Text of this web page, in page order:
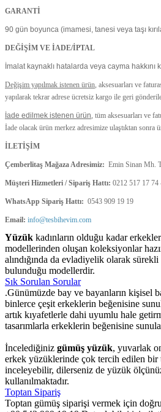
GARANTİ
90 gün boyunca (imamesi, tanesi veya taşı
DEĞİŞİM VE İADE/İPTAL
İmalat kaynaklı hatalarda veya cayma
Değişim yapılmak istenen ürün, aksesuarları ve
yapılarak tekrar adrese ücretsiz kargo ile geri
İade edilmek istenen ürün, tüm aksesuarları ve
İade olacak ürün merkez adresimize ulaştıktan sonra
İLETİŞİM
Çemberlitaş Mağaza Adresimiz: Emin Sinan Mh.
Müşteri Hizmetleri / Sipariş Hattı: 0212 517 17 74
WhatsApp Sipariş Hattı: 0543 909 19 19
Email: info@tesbihevim.com
Yüzük kadınların olduğu kadar
modellerinden oluşan koleksiyonlar
alındığında da evladiyelik olarak
bulunduğu modellerdir.
Sık Sorulan Sorular
.Günümüzde bay ve bayanların kişisel
binlerce çeşit erkeklerin beğenisine
artık kıyafetlerle dahi uyumlu hale
tasarımlarla erkeklerin beğenisine
İncelediğiniz gümüş yüzük, yuvarlak
erkek yüzüklerinde çok tercih edilen
inceleyebilir, dilerseniz de yüzük
kullanılmaktadır.
Toptan Sipariş
Toptan gümüş siparişi vermek için